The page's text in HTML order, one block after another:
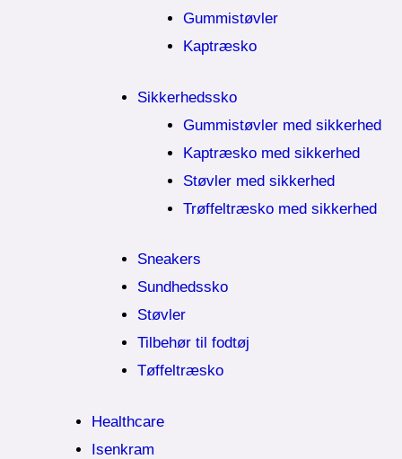
Gummistøvler
Kaptræsko
Sikkerhedssko
Gummistøvler med sikkerhed
Kaptræsko med sikkerhed
Støvler med sikkerhed
Trøffeltræsko med sikkerhed
Sneakers
Sundhedssko
Støvler
Tilbehør til fodtøj
Tøffeltræsko
Healthcare
Isenkram